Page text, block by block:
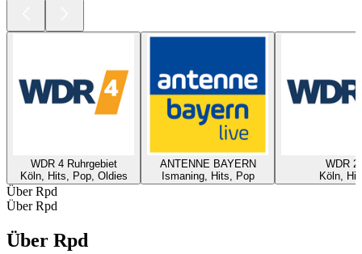
WDR 4 Ruhrgebiet
Köln, Hits, Pop, Oldies
ANTENNE BAYERN
Ismaning, Hits, Pop
WDR 2
Köln,
Über Rpd
Über Rpd
Über Rpd